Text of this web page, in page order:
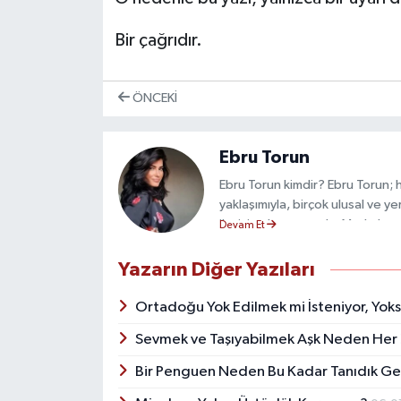
Bir çağrıdır.
ÖNCEKI
Ebru Torun
Ebru Torun kimdir? Ebru
yaklaşımıyla, birçok ulusal ve
iletişim danışmanıdır.
reklam kampanyalarından
alır. Her markanın ihtiyacına
Halkla İlişkiler Müdürlüğü
İletişimde yalnızca taktik değil,
Devam Et
Yazarın Diğer Yazıları
Ortadoğu Yok Edilmek mi İsteniyor,
Sevmek ve Taşıyabilmek Aşk Neden
Bir Penguen Neden Bu Kadar Tanıdık